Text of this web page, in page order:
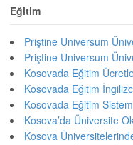
Eğitim
Priştine Universum
Priştine Universum
Kosovada Eğitim
Kosovada Eğitim
Kosovada Eğitim
Kosova’da Üniversite
Kosova